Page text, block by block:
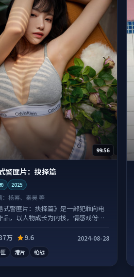
99:56
警匪片：抉择篇
2025
：杨幂、秦昊 等
式警匪片：抉择篇》是一部犯罪向电
品，以人物成长为内核，情感戏份扎
万
9.6 2024-08-28
港片 枪战